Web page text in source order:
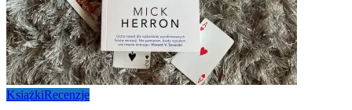
KsiążkiRecenzje